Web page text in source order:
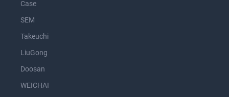
Case
SEM
Takeuchi
LiuGong
Doosan
WEICHAI